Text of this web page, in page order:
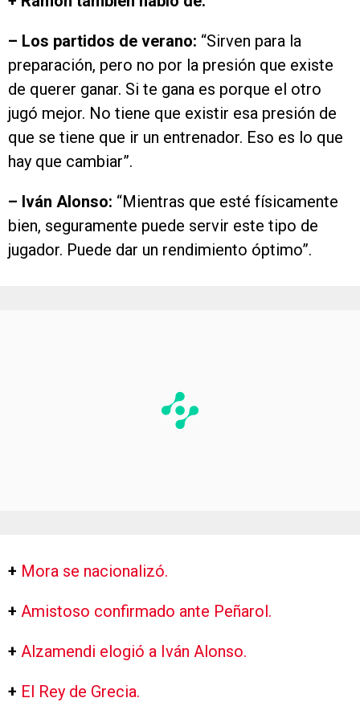
– Los partidos de verano: “Sirven para la
preparación, pero no por la presión que existe
de querer ganar. Si te gana es porque el otro
jugó mejor. No tiene que existir esa presión de
que se tiene que ir un entrenador. Eso es lo que
hay que cambiar”.
– Iván Alonso: “Mientras que esté físicamente
bien, seguramente puede servir este tipo de
jugador. Puede dar un rendimiento óptimo”.
+ Mora se nacionalizó.
+ Amistoso confirmado ante Peñarol.
+ Alzamendi elogió a Iván Alonso.
+ El Rey de Grecia.